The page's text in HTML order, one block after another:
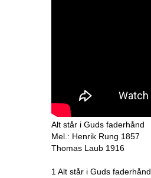
Alt står i Guds faderhånd
Mel.: Henrik Rung 1857
Thomas Laub 1916
1 Alt står i Guds faderhånd,